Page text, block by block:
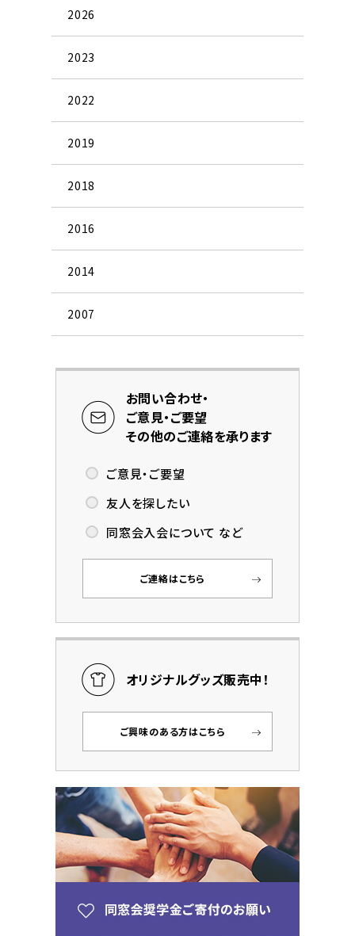
2026
2023
2022
2019
2018
2016
2014
2007
お問い合わせ・
ご意見・ご要望
その他のご連絡を承ります
ご意見・ご要望
友人を探したい
同窓会入会について など
ご連絡はこちら
オリジナルグッズ販売中！
ご興味のある方はこちら